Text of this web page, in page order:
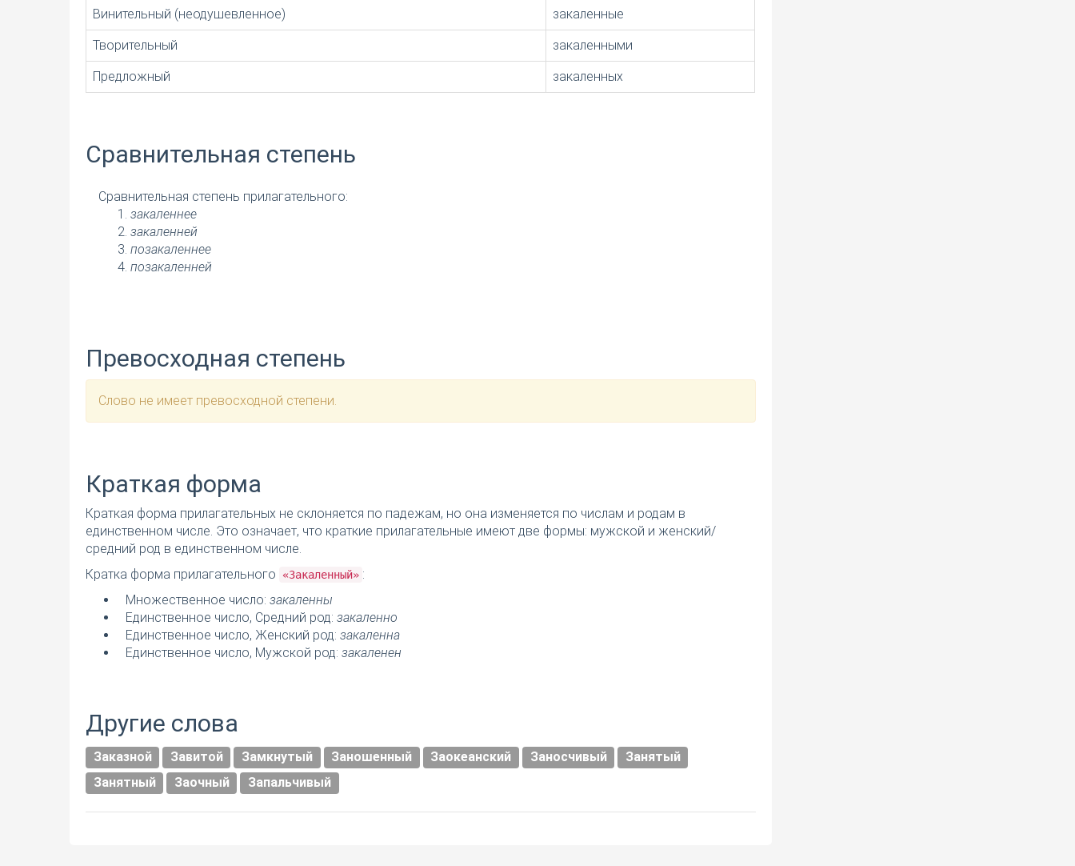
Винительный (неодушевленное) закаленные
Творительный закаленными
Предложный закаленных
Сравнительная степень
Сравнительная степень прилагательного:
закаленнее
закаленней
позакаленнее
позакаленней
Превосходная степень
Слово не имеет превосходной степени.
Краткая форма
Краткая форма прилагательных не склоняется по падежам, но она изменяется по числам и родам в
единственном числе. Это означает, что краткие прилагательные имеют две формы: мужской и женский/
средний род в единственном числе.
Кратка форма прилагательного
«Закаленный» :
Множественное число: закаленны
Единственное число, Средний род: закаленно
Единственное число, Женский род: закаленна
Единственное число, Мужской род: закаленен
Другие слова
Заказной Завитой Замкнутый Заношенный Заокеанский Заносчивый
Занятый
Занятный
Заочный Запальчивый